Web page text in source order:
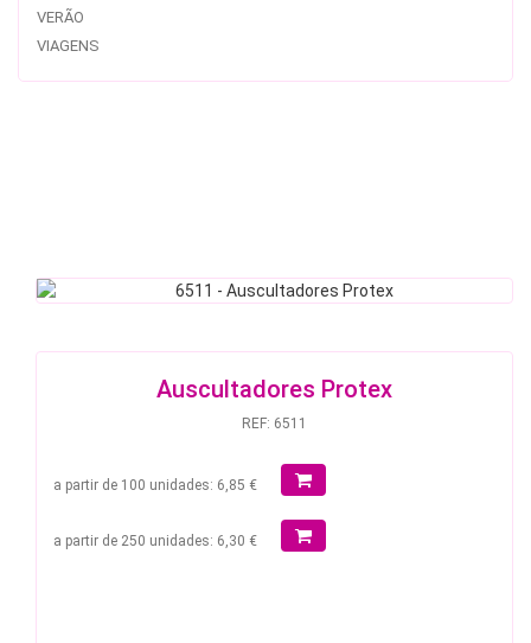
VERÃO
VIAGENS
Auscultadores Protex
REF: 6511
a partir de 100 unidades: 6,85 €
a partir de 250 unidades: 6,30 €